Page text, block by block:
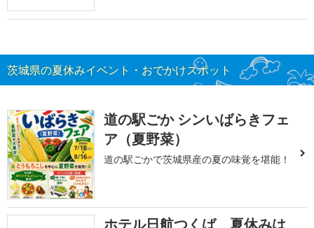
茨城県の夏休みイベント・おでかけスポット
道の駅ごか シンいばらきフェ
ア（夏野菜）
道の駅ごかで茨城県産の夏の味覚を堪能！
ホテル日航つくば 夏休みは